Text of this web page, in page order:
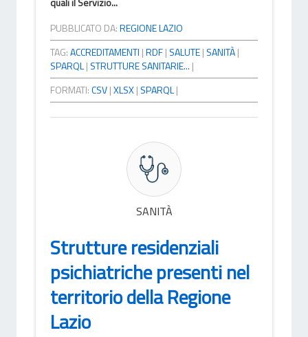
PUBBLICATO DA:REGIONE LAZIO
TAG:ACCREDITAMENTI |RDF| SALUTE| SANITÀ|
SPARQL| STRUTTURE SANITARIE... |
FORMATI:CSV|XLSX| SPARQL|
SANITÀ
Strutture residenziali
psichiatriche presenti nel
territorio della Regione
Lazio